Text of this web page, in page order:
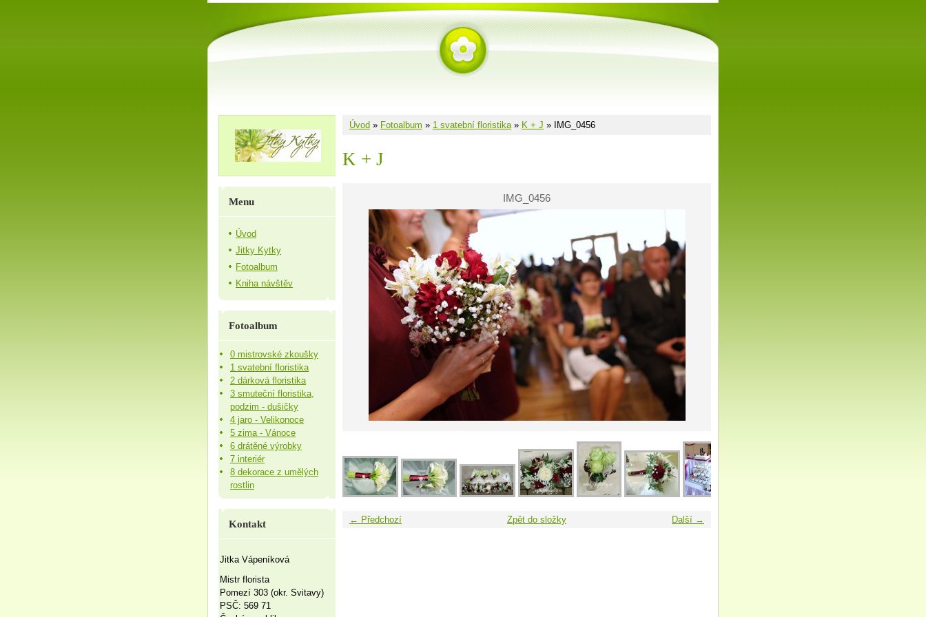
Úvod » Fotoalbum » 1 svatební floristika» K + J » IMG_0456
K + J
IMG_0456
← Předchozí Další →
Zpět do složky
Menu
Úvod
Jitky Kytky
Fotoalbum
Kniha návštěv
Fotoalbum
0 mistrovské zkoušky
1 svatební floristika
2 dárková floristika
3 smuteční floristika,
podzim - dušičky
4 jaro - Velikonoce
5 zima - Vánoce
6 drátěné výrobky
7 interiér
8 dekorace z umělých
rostlin
Kontakt
Jitka Vápeníková
Mistr florista
Pomezí 303 (okr. Svitavy)
PSČ: 569 71